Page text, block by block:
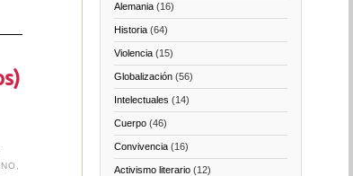
Alemania(16)
Historia(64)
Violencia(15)
Globalización(56)
Intelectuales (14)
Cuerpo(46)
Convivencia(16)
Activismo literario(12)